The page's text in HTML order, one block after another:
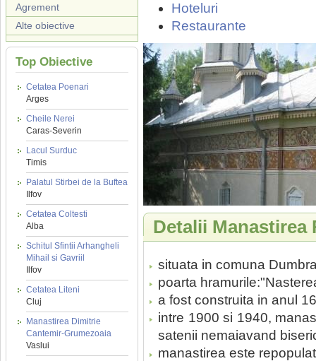
Agrement
Alte obiective
Top Obiective
Cetatea Poenari
Arges
Cheile Nerei
Caras-Severin
Lacul Surduc
Timis
Palatul Stirbei de la Buftea
Ilfov
Cetatea Coltesti
Alba
Schitul Sfintii Arhangheli
Mihail si Gavriil
Ilfov
Cetatea Liteni
Cluj
Manastirea Dimitrie
Cantemir-Grumezoaia
Vaslui
Hoteluri
Restaurante
Detalii Manastirea
situata in comuna
poarta
a fost construita in anul
intre 1900 si 1940,
satenii nemaiavand
manastirea este